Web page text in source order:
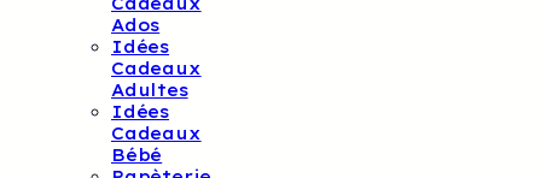
Ados
Idées
Cadeaux
Adultes
Idées
Cadeaux
Bébé